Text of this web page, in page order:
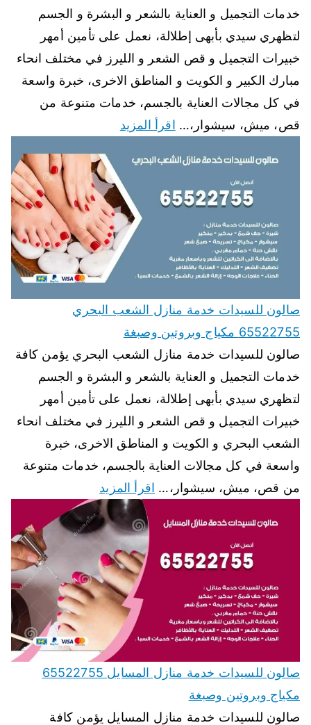
خدمات التجميل و العناية بالشعر و البشرة و الجسم
لتظهري سيدي بأبهى إطلالة، نعمل على تأمين أمهر
خبيرات التجميل و قص الشعر و الليرز في مختلف انحاء
مبارك الكبير و الكويت و المناطق الاخرى، خبرة واسعة
في كل مجالات العناية بالجسم، خدمات متنوعة من
قص، ميش، سيشوار،… اقرأ المزيد
صالون للسيدات خدمة منازل الشعب البحري
65522755 مكياج وبروتين وصبغة
صالون للسيدات خدمة منازل الشعب البحري يؤمن كافة
خدمات التجميل و العناية بالشعر و البشرة و الجسم
لتظهري سيدي بأبهى إطلالة، نعمل على تأمين أمهر
خبيرات التجميل و قص الشعر و الليرز في مختلف انحاء
الشعب البحري و الكويت و المناطق الاخرى، خبرة
واسعة في كل مجالات العناية بالجسم، خدمات متنوعة
من قص، ميش، سيشوار،… اقرأ المزيد
صالون للسيدات خدمة منازل المسايل 65522755
مكياج وبروتين وصبغة
صالون للسيدات خدمة منازل المسايل يؤمن كافة